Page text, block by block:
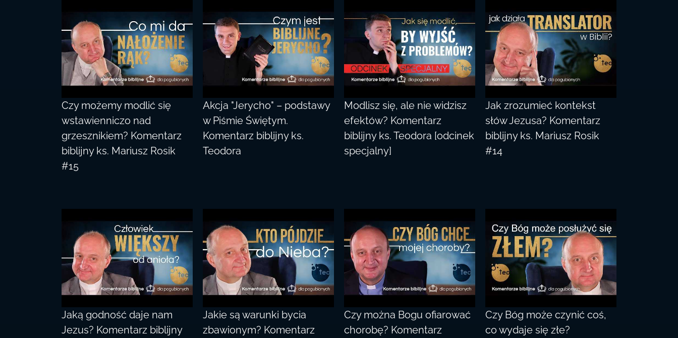
Czy możemy modlić się
wstawienniczo nad
grzesznikiem? Komentarz
biblijny ks. Mariusz Rosik
#15
Akcja "Jerycho" – podstawy
w Piśmie Świętym.
Komentarz biblijny ks.
Teodora
Modlisz się, ale nie widzisz
efektów? Komentarz
biblijny ks. Teodora [odcinek
specjalny]
Jak zrozumieć kontekst
słów Jezusa? Komentarz
biblijny ks. Mariusz Rosik
#14
Jaką godność daje nam
Jezus? Komentarz biblijny
Jakie są warunki bycia
zbawionym? Komentarz
Czy można Bogu ofiarować
chorobę? Komentarz
Czy Bóg może czynić coś,
co wydaje się złe?